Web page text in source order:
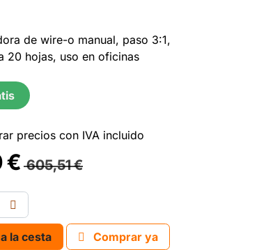
de wire-o manual, paso 3:1,
20 hojas, uso en oficinas
precios con IVA incluido
€ 605,51€
la cesta
Comprar ya